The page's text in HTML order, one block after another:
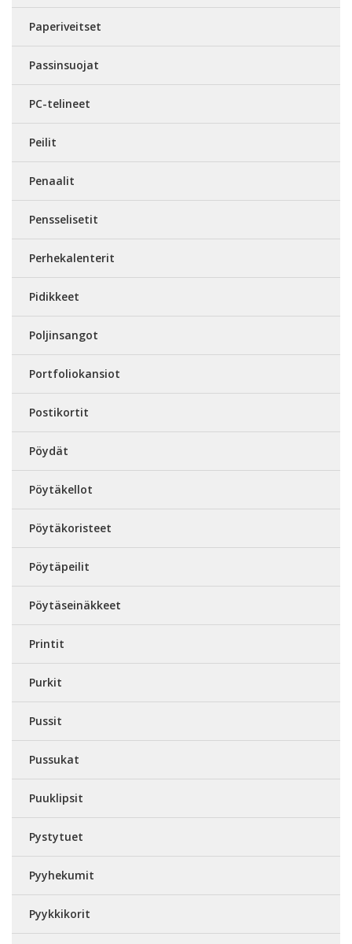
Paperiveitset
Passinsuojat
PC-telineet
Peilit
Penaalit
Pensselisetit
Perhekalenterit
Pidikkeet
Poljinsangot
Portfoliokansiot
Postikortit
Pöydät
Pöytäkellot
Pöytäkoristeet
Pöytäpeilit
Pöytäseinäkkeet
Printit
Purkit
Pussit
Pussukat
Puuklipsit
Pystytuet
Pyyhekumit
Pyykkikorit